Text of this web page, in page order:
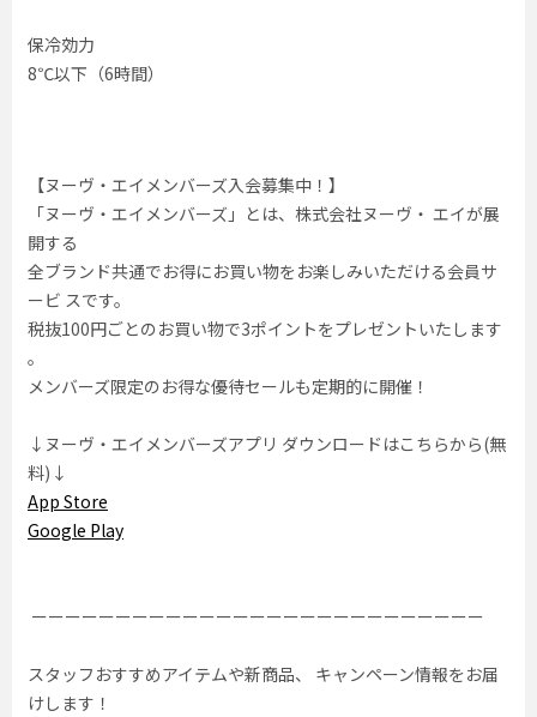
保冷効力
8℃以下（6時間）
【ヌーヴ・エイメンバーズ入会募集中！】
「ヌーヴ・エイメンバーズ」とは、株式会社ヌーヴ・ エイが展
開する
全ブランド共通でお得にお買い物をお楽しみいただける会員サ
ービ スです。
税抜100円ごとのお買い物で3ポイントをプレゼントいたします
。
メンバーズ限定のお得な優待セールも定期的に開催！
↓ヌーヴ・エイメンバーズアプリ ダウンロードはこちらから(無
料)↓
App Store
Google Play
ーーーーーーーーーーーーーーーーーーーーーーーーーーー
スタッフおすすめアイテムや新商品、 キャンペーン情報をお届
けします！